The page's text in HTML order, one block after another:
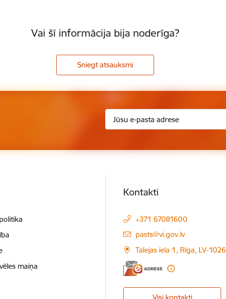
Vai šī informācija bija noderīga?
Sniegt atsauksmi
maiņa
Kontakti
+371 67081600
E-pasts:
pasts@vi.gov.lv
Talejas iela 1, Rīga, LV-1026